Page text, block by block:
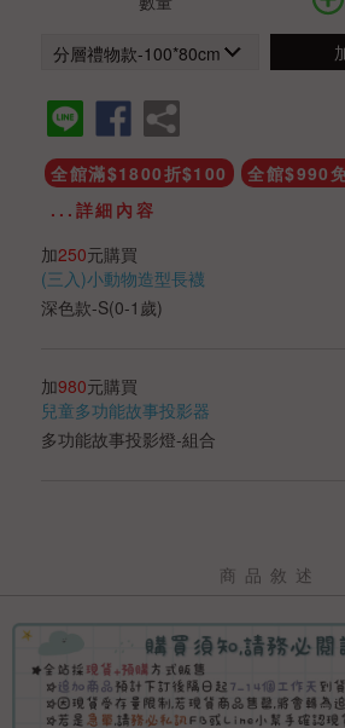
全館滿$1800折$100
全館$990
...詳細內容
加250元購買
(三入)小動物造型長襪
深色款-S(0-1歲)
加980元購買
兒童多功能故事投影器
多功能故事投影燈-組合
商品敘述